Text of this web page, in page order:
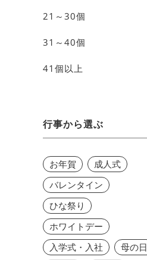
21～30個
31～40個
41個以上
行事から選ぶ
お年賀
成人式
バレンタイン
ひな祭り
ホワイトデー
入学式・入社
母の日